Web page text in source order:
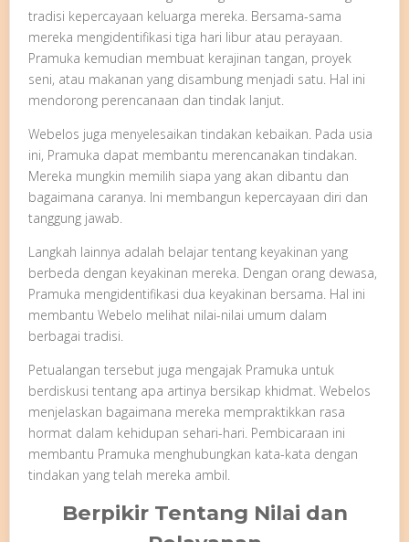
tradisi kepercayaan keluarga mereka. Bersama-sama
mereka mengidentifikasi tiga hari libur atau perayaan.
Pramuka kemudian membuat kerajinan tangan, proyek
seni, atau makanan yang disambung menjadi satu. Hal ini
mendorong perencanaan dan tindak lanjut.
Webelos juga menyelesaikan tindakan kebaikan. Pada usia
ini, Pramuka dapat membantu merencanakan tindakan.
Mereka mungkin memilih siapa yang akan dibantu dan
bagaimana caranya. Ini membangun kepercayaan diri dan
tanggung jawab.
Langkah lainnya adalah belajar tentang keyakinan yang
berbeda dengan keyakinan mereka. Dengan orang dewasa,
Pramuka mengidentifikasi dua keyakinan bersama. Hal ini
membantu Webelo melihat nilai-nilai umum dalam
berbagai tradisi.
Petualangan tersebut juga mengajak Pramuka untuk
berdiskusi tentang apa artinya bersikap khidmat. Webelos
menjelaskan bagaimana mereka mempraktikkan rasa
hormat dalam kehidupan sehari-hari. Pembicaraan ini
membantu Pramuka menghubungkan kata-kata dengan
tindakan yang telah mereka ambil.
Berpikir Tentang Nilai dan